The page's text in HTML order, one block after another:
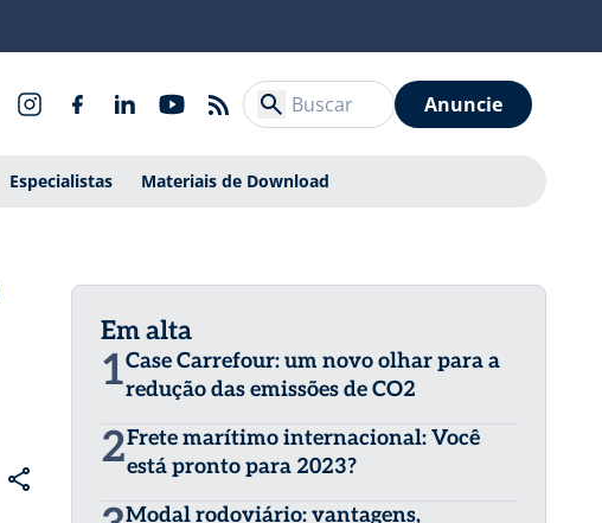
Anuncie
Especialistas Materiais de Download
Em alta
1Case Carrefour: um novo olhar para a
redução das emissões de CO2
2Frete marítimo internacional: Você
está pronto para 2023?
Modal rodoviário: vantagens,